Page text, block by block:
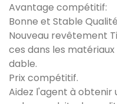
Avantage compétitif:
Bonne et Stable
Nouveau revêtement
ces dans les
dable.
Prix ​​compétitif.
Aidez l'agent à